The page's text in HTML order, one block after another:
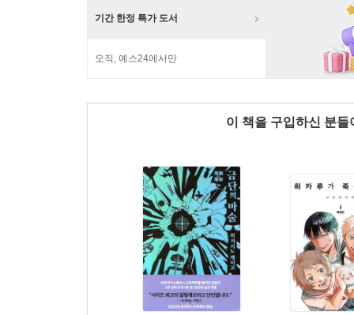
기간 한정 특가 도서
오직, 예스24에서만
이 책을 구입하신 분